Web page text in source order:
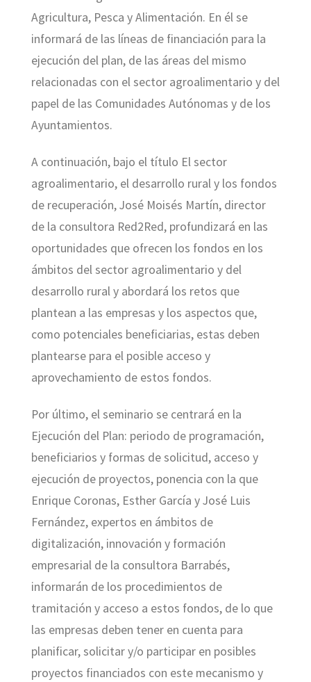
Agricultura, Pesca y Alimentación. En él se
informará de las líneas de financiación para la
ejecución del plan, de las áreas del mismo
relacionadas con el sector agroalimentario y del
papel de las Comunidades Autónomas y de los
Ayuntamientos.
A continuación, bajo el título El sector
agroalimentario, el desarrollo rural y los fondos
de recuperación, José Moisés Martín, director
de la consultora Red2Red, profundizará en las
oportunidades que ofrecen los fondos en los
ámbitos del sector agroalimentario y del
desarrollo rural y abordará los retos que
plantean a las empresas y los aspectos que,
como potenciales beneficiarias, estas deben
plantearse para el posible acceso y
aprovechamiento de estos fondos.
Por último, el seminario se centrará en la
Ejecución del Plan: periodo de programación,
beneficiarios y formas de solicitud, acceso y
ejecución de proyectos, ponencia con la que
Enrique Coronas, Esther García y José Luis
Fernández, expertos en ámbitos de
digitalización, innovación y formación
empresarial de la consultora Barrabés,
informarán de los procedimientos de
tramitación y acceso a estos fondos, de lo que
las empresas deben tener en cuenta para
planificar, solicitar y/o participar en posibles
proyectos financiados con este mecanismo y